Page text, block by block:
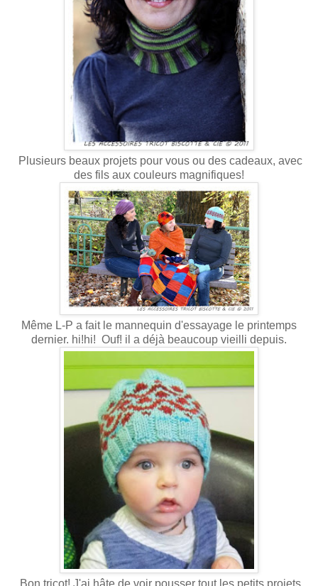
Plusieurs beaux projets pour vous ou des cadeaux, avec
des fils aux couleurs magnifiques!
Même L-P a fait le mannequin d'essayage le printemps
dernier. hi!hi! Ouf! il a déjà beaucoup vieilli depuis.